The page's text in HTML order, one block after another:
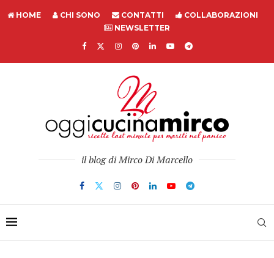
HOME CHI SONO CONTATTI
COLLABORAZIONI
NEWSLETTER
il blog di Mirco Di Marcello